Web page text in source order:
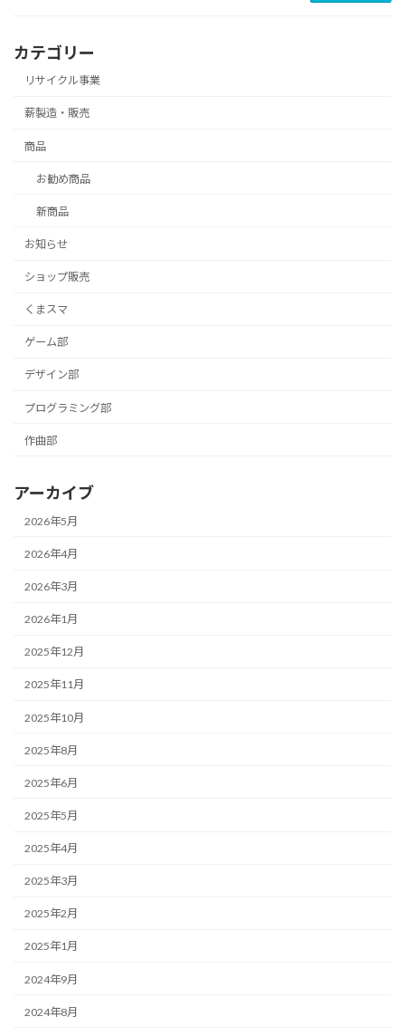
カテゴリー
リサイクル事業
薪製造・販売
商品
お勧め商品
新商品
お知らせ
ショップ販売
くまスマ
ゲーム部
デザイン部
プログラミング部
作曲部
アーカイブ
2026年5月
2026年4月
2026年3月
2026年1月
2025年12月
2025年11月
2025年10月
2025年8月
2025年6月
2025年5月
2025年4月
2025年3月
2025年2月
2025年1月
2024年9月
2024年8月